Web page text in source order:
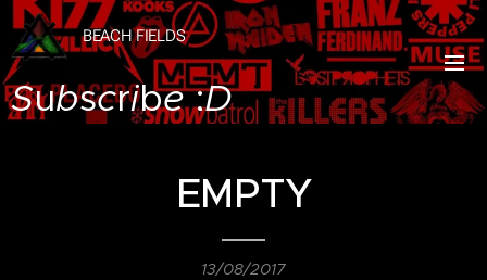
BEACHFIELDS
Subscribe;D
EMPTY
13/08/2017